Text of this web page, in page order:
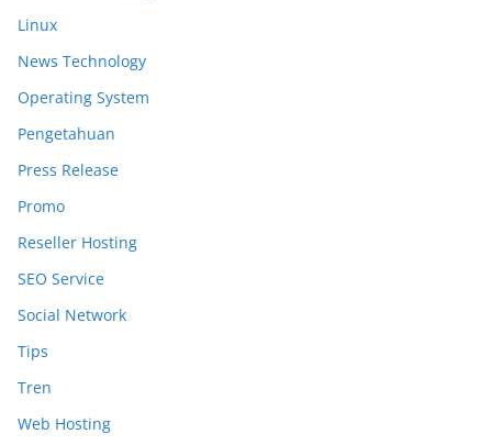
Linux
News Technology
Operating System
Pengetahuan
Press Release
Promo
Reseller Hosting
SEO Service
Social Network
Tips
Tren
Web Hosting